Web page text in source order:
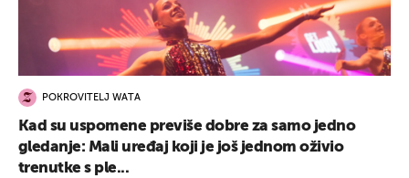
POKROVITELJ WATA
Kad su uspomene previše dobre za samo jedno
gledanje: Mali uređaj koji je još jednom oživio
trenutke s ple...